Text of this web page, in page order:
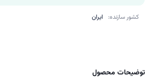
کشور سازنده: ایران
توضیحات محصول